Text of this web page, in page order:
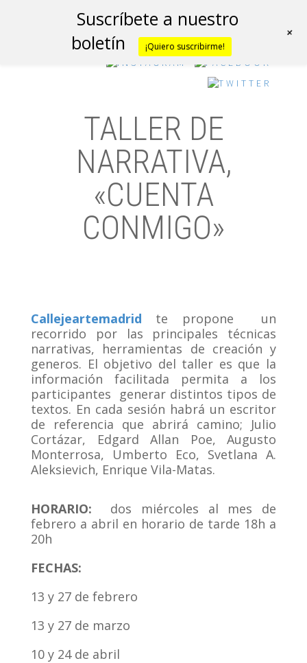
TALLER DE
NARRATIVA,
«CUENTA
CONMIGO»
Callejeartemadrid te propone un
recorrido por las principales técnicas
narrativas, herramientas de creación y
generos. El objetivo del taller es que la
información facilitada permita a los
participantes generar distintos tipos de
textos. En cada sesión habrá un escritor
de referencia que abrirá camino; Julio
Cortázar, Edgard Allan Poe, Augusto
Monterrosa, Umberto Eco, Svetlana A.
Aleksievich, Enrique Vila-Matas.
HORARIO:
dos miércoles al mes de
febrero a abril en horario de tarde 18h a
20h
FECHAS:
13 y 27 de febrero
13 y 27 de marzo
10 y 24 de abril
Suscríbete a nuestro
boletín
¡Quiero suscribirme!
+